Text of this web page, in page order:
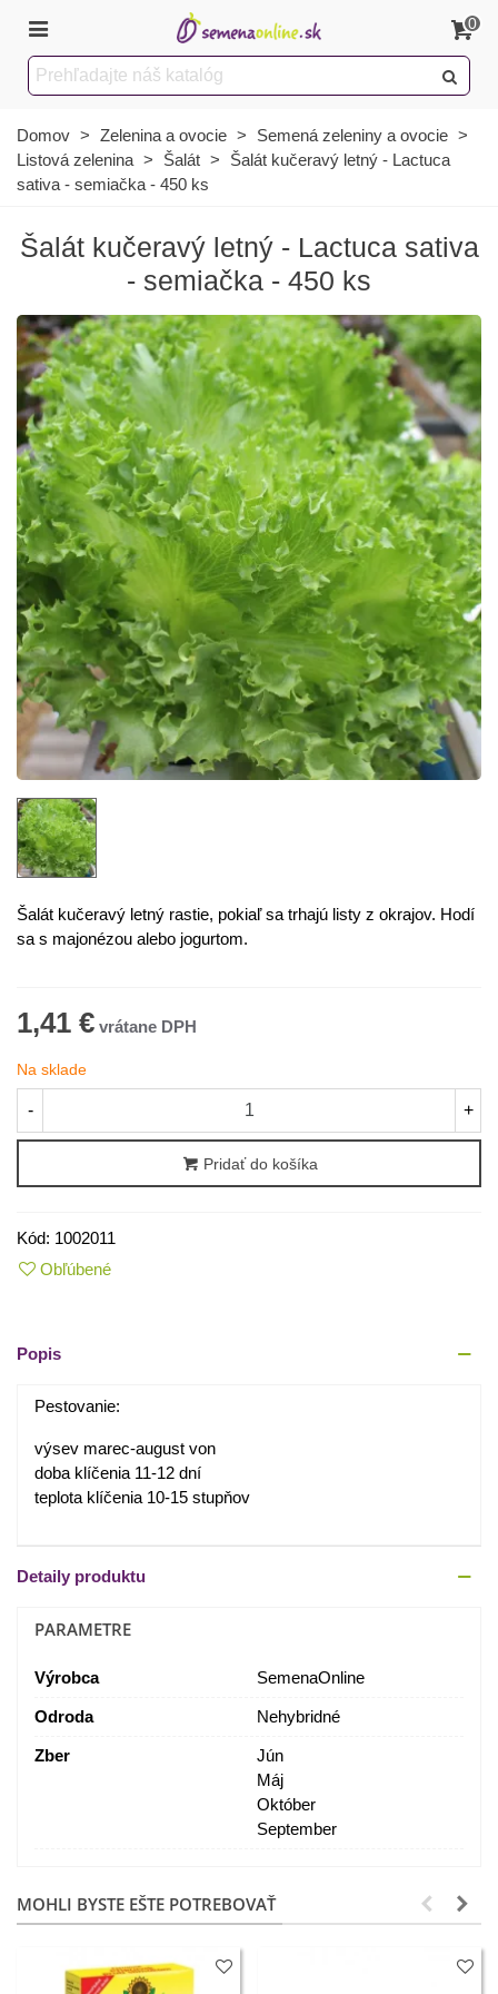
0
Domov > Zelenina a ovocie > Semená zeleniny a ovocie >
Listová zelenina > Šalát >
Šalát kučeravý letný - Lactuca
sativa - semiačka - 450 ks
Šalát kučeravý letný - Lactuca sativa
- semiačka - 450 ks
Šalát kučeravý letný rastie, pokiaľ sa trhajú listy z okrajov. Hodí
sa s majonézou alebo jogurtom.
1,41 €
Na sklade
- +
Pridať do košíka
Kód: 1002011
Obľúbené
Popis
Pestovanie:
výsev marec-august von
doba klíčenia 11-12 dní
teplota klíčenia 10-15 stupňov
Detaily produktu
PARAMETRE
Výrobca SemenaOnline
Odroda Nehybridné
Zber
Jún
Máj
Október
September
MOHLI BYSTE EŠTE POTREBOVAŤ